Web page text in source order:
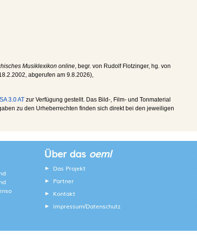
Musiklexikon online, begr. von Rudolf Flotzinger, hg. von
, abgerufen am 9.8.2026),
3.0 AT zur Verfügung gestellt. Das Bild-, Film- und Tonmaterial
zu den Urheberrechten finden sich direkt bei den jeweiligen
Über das oeml
Das Projekt
Partner
Kontakt
Impressum/Datenschutz